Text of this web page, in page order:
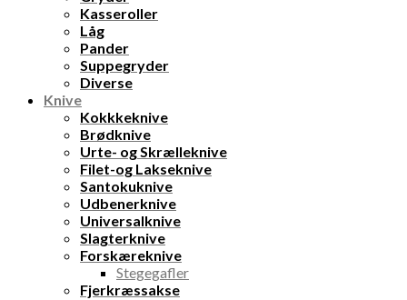
Kasseroller
Låg
Pander
Suppegryder
Diverse
Knive
Kokkkeknive
Brødknive
Urte- og Skrælleknive
Filet-og Lakseknive
Santokuknive
Udbenerknive
Universalknive
Slagterknive
Forskæreknive
Stegegafler
Fjerkræssakse